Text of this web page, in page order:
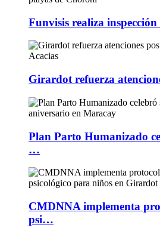
Funvisis realiza
Girardot refuerza
Plan Parto Humanizado
…
CMDNNA implementa
psi…